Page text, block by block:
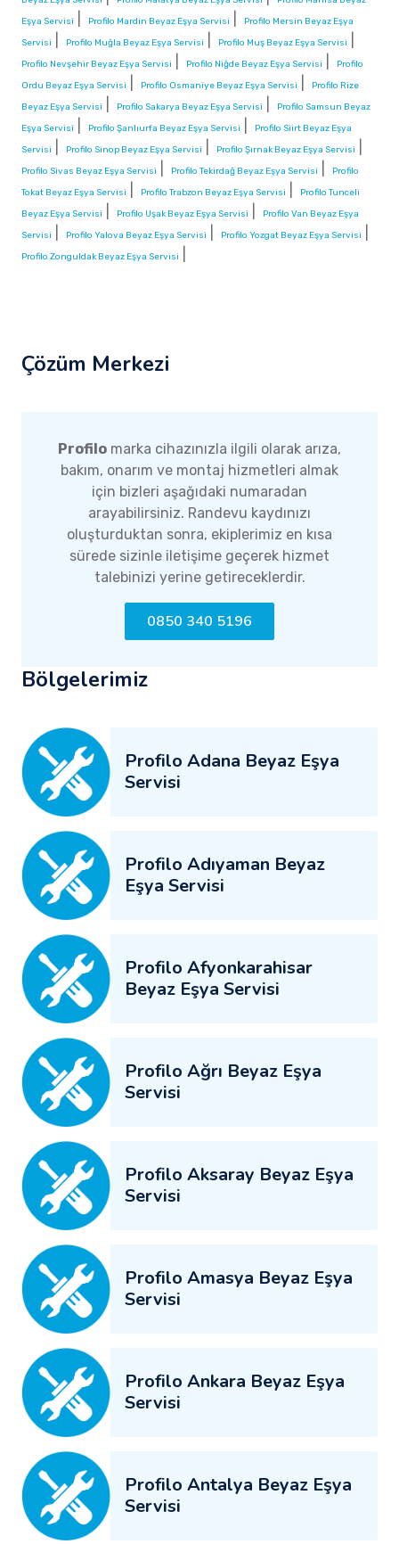
Eşya Servisi
Profilo Mardin Beyaz Eşya Servisi
Profilo Mersin Beyaz Eşya
Servisi
Profilo Muğla Beyaz Eşya Servisi Profilo Muş Beyaz Eşya Servisi
Profilo Nevşehir Beyaz Eşya Servisi Profilo Niğde Beyaz Eşya Servisi
Profilo
Ordu Beyaz Eşya Servisi
Profilo Osmaniye Beyaz Eşya Servisi
Profilo Rize
Beyaz Eşya Servisi
Profilo Sakarya Beyaz Eşya Servisi
Profilo Samsun Beyaz
Eşya Servisi
Profilo Şanlıurfa Beyaz Eşya Servisi
Profilo Siirt Beyaz Eşya
Servisi
Profilo Sinop Beyaz Eşya Servisi Profilo Şırnak Beyaz Eşya Servisi
Profilo Sivas Beyaz Eşya Servisi Profilo Tekirdağ Beyaz Eşya Servisi
Profilo
Tokat Beyaz Eşya Servisi
Profilo Trabzon Beyaz Eşya Servisi
Profilo Tunceli
Beyaz Eşya Servisi
Profilo Uşak Beyaz Eşya Servisi
Profilo Van Beyaz Eşya
Servisi
Profilo Yalova Beyaz Eşya Servisi Profilo Yozgat Beyaz Eşya Servisi
Profilo Zonguldak Beyaz Eşya Servisi
Çözüm Merkezi
Profilo marka cihazınızla ilgili olarak arıza,
bakım, onarım ve montaj hizmetleri almak
için bizleri aşağıdaki numaradan
arayabilirsiniz. Randevu kaydınızı
oluşturduktan sonra, ekiplerimiz en kısa
sürede sizinle iletişime geçerek hizmet
talebinizi yerine getireceklerdir.
0850 340 5196
Bölgelerimiz
Profilo Adana Beyaz Eşya
Servisi
Profilo Adıyaman Beyaz
Eşya Servisi
Profilo Afyonkarahisar
Beyaz Eşya Servisi
Profilo Ağrı Beyaz Eşya
Servisi
Profilo Aksaray Beyaz Eşya
Servisi
Profilo Amasya Beyaz Eşya
Servisi
Profilo Ankara Beyaz Eşya
Servisi
Profilo Antalya Beyaz Eşya
Servisi